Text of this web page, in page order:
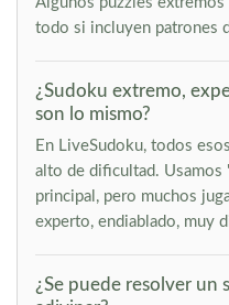
todo si incluyen patrones
¿Sudoku extremo,
son lo mismo?
En LiveSudoku, todos
alto de dificultad.
principal, pero muchos
experto, endiablado, muy
¿Se puede resolver un